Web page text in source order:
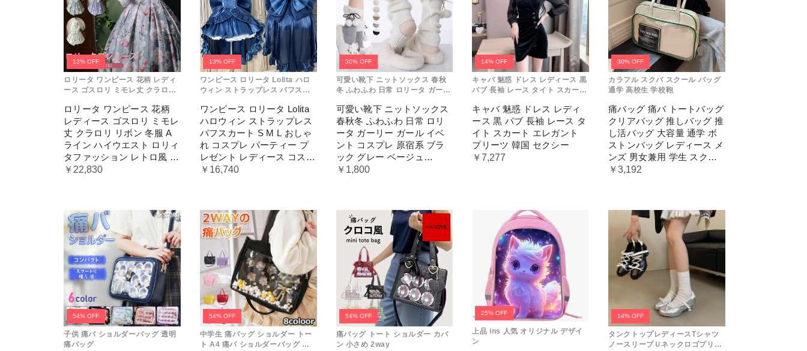
キャリーケース
ミニバッグ
リュックサック
かごバッグ
ボストンバッグ
トートバッグ
ビジネスバッグ
ボディバッグ
メッセンジャーバッグ
男子高生向け
女子高生向け
小物 セット
オリジナル POD
部活動専用バッグ
中学生用通学カバン
13% OFF
ロリータ ワンピース 花柄 レディ
ース ゴスロリ ミモレ丈 クラロリ
ト ロリィタファッション レトロ
風 クラシカル 上品 かわいい 日常
着 通勤 お出かけ 仮 通学
ロリータ ワンピース 花柄
レディース ゴスロリ ミモレ
丈 クラロリ リボン 冬服 A
ライン ハイウエスト ロリィ
タファッション レトロ風 ク
ラシカル 上品 かわいい 日
￥22,830
13% OFF
ワンピース ロリータ Lolita ハロ
ウィン ストラップレス パフスカ
ーティー プレゼント レディース
コスチューム プリンセス ロマン
ティック ブル ドレス
ワンピース ロリータ Lolita
ハロウィン ストラップレス
パフスカート S M L おしゃ
れ コスプレ パーティー プ
レゼント レディース コスチ
ューム プリンセス ロマンテ
￥16,740
30% OFF
可愛い靴下 ニットソックス 春秋
冬 ふわふわ 日常 ロリータ ガーリ
系 ブラック グレー ベージュ
cm067t2t2x1 ホワイト
可愛い靴下 ニットソックス
春秋冬 ふわふわ 日常 ロリ
ータ ガーリー ガール イベ
ント コスプレ 原宿系 ブラ
ック グレー ベージュ
cm067t2t2x1 ホワイト
￥1,800
14% OFF
キャバ 魅惑 ドレス レディース 黒
パブ 長袖 レース タイト スカート
ー
キャバ 魅惑 ドレス レディ
ース 黒 パブ 長袖 レース タ
イト スカート エレガント
プリーツ 韓国 セクシー
￥7,277
30% OFF
カラフル スクバ スクール バッグ
通学 高校生 学校鞄
痛バッグ 痛バ トートバッグ
クリアバッグ 推しバッグ 推
し活バッグ 大容量 通学 ボ
ストンバッグ レディース メ
ンズ 男女兼用 学生 スクー
ル 透明窓 JK jk ジム イベン
￥3,192
54% OFF
子供 痛バ ショルダーバッグ 透明
痛バッグ
54% OFF
中学生 痛バッグ ショルダー トー
ト A4 痛バ ショルダーバッグ 赤
54% OFF
痛バッグ トート ショルダー カバ
ン 小さめ 2way
25% OFF
上品 ins 人気 オリジナル デザイ
ン
14% OFF
タンクトップレディースTシャツ
ノースリーブＵネックロゴプリン